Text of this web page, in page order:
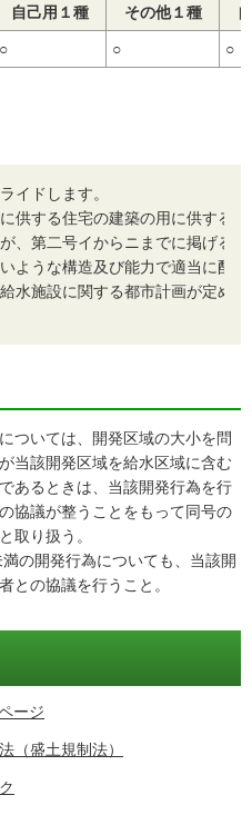
自己用１種 その他１種
○ ○ ○
イドします。
供する住宅の建築の用に供する
、第二号イからニまでに掲げる
ような構造及び能力で適当に配
水施設に関する都市計画が定め
ついては、開発区域の大小を問
当該開発区域を給水区域に含む
あるときは、当該開発行為を行
協議が整うことをもって同号の
取り扱う。
の開発行為についても、当該開
との協議を行うこと。
ージ
（盛土規制法）